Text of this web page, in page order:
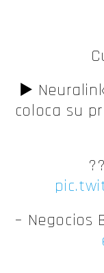
▶️
coloca su
– Negocios